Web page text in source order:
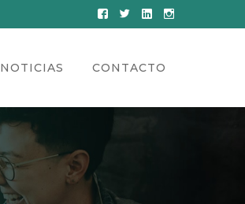
Facebook
TwitterLinkedInInstagram
NOTICIAS CONTACTO